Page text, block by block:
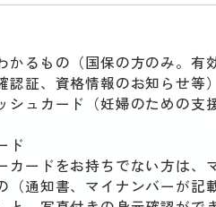
かるもの（国保の方のみ。有
認証、資格情報のお知らせ等）
シュカード（妊婦のための支
ド
カードをお持ちでない方は、
（通知書、マイナンバーが記